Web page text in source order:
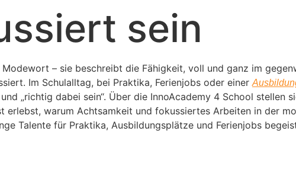
sein
– sie beschreibt die Fähigkeit, voll und ganz im
Im Schulalltag, bei Praktika, Ferienjobs oder einer
„richtig dabei sein“. Über die InnoAcademy 4 School stellen
erlebst, warum Achtsamkeit und fokussiertes Arbeiten in der
Talente für Praktika, Ausbildungsplätze und Ferienjobs